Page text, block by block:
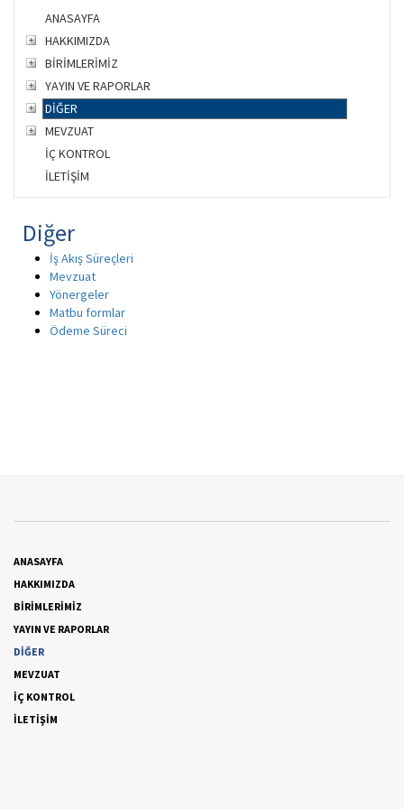
ANASAYFA
HAKKIMIZDA
BİRİMLERİMİZ
YAYIN VE RAPORLAR
DİĞER
MEVZUAT
İÇ KONTROL
İLETİŞİM
Diğer
İş Akış Süreçleri
Mevzuat
Yönergeler
Matbu formlar
Ödeme Süreci
ANASAYFA
HAKKIMIZDA
BİRİMLERİMİZ
YAYIN VE RAPORLAR
DİĞER
MEVZUAT
İÇ KONTROL
İLETİŞİM